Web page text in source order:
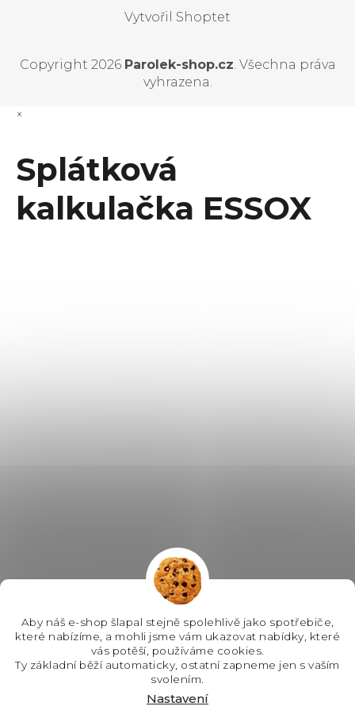
Aby náš e-shop šlapal stejně spolehlivě jako spotřebiče,
které nabízíme, a mohli jsme vám ukazovat nabídky, které
vás potěší, používáme cookies.
Ty základní běží automaticky, ostatní zapneme jen s vaším
svolením.
Nastavení
Vytvořil Shoptet
Copyright 2026 Parolek-shop.cz. Všechna práva
vyhrazena.
×
Splátková
kalkulačka ESSOX